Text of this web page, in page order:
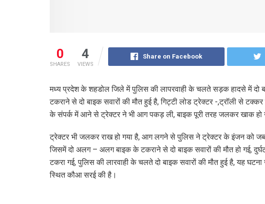
0
SHARES
4
VIEWS
Share on Facebook
मध्य प्रदेश के शहडोल जिले में पुलिस की लापरवाही के चलते सड़क हादसे में दो
टकराने से दो बाइक सवारों की मौत हुई है, गिट्टी लोड ट्रेक्टर -,ट्रॉली से
के संपर्क में आने से ट्रेक्टर ने भी आग पकड़ ली, बाइक पूरी तरह जलकर खाक हो
ट्रेक्टर भी जलकर राख हो गया है, आग लगने से पुलिस ने ट्रेक्टर के इंजन को
जिसमें दो अलग – अलग बाइक के टकराने से दो बाइक सवारों की मौत हो गई,
टकरा गई, पुलिस की लारवाही के चलते दो बाइक सवारों की मौत हुई है, यह घटना
स्थित कौआ सरई की है।